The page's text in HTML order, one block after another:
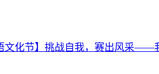
文化节】挑战自我，赛出风采——